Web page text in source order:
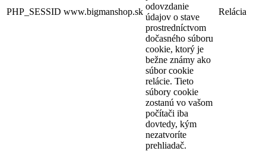
PHP_SESSID www.bigmanshop.sk
odovzdanie
údajov o stave
prostredníctvom
dočasného súboru
cookie, ktorý je
bežne známy ako
súbor cookie
relácie. Tieto
súbory cookie
zostanú vo vašom
počítači iba
dovtedy, kým
nezatvoríte
prehliadač.
Relácia